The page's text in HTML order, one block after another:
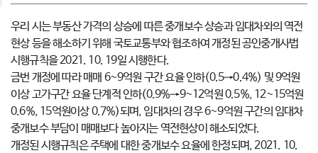
우리 시는 부동산 가격의 상승에 따른 중개보수 상승과 임대차와의 역전
현상 등을 해소하기 위해 국토교통부와 협조하여 개정된 공인중개사법
시행규칙을 2021. 10. 19일 시행한다.
금번 개정에 따라 매매 6~9억원 구간 요율 인하(0.5→0.4%) 및 9억원
이상 고가구간 요율 단계적 인하(0.9%→9~12억원 0.5%, 12~15억원
0.6%, 15억원이상 0.7%)되며, 임대차의 경우 6~9억원 구간의 임대차
중개보수 부담이 매매보다 높아지는 역전현상이 해소되었다.
개정된 시행규칙은 주택에 대한 중개보수 요율에 한정되며, 2021. 10.